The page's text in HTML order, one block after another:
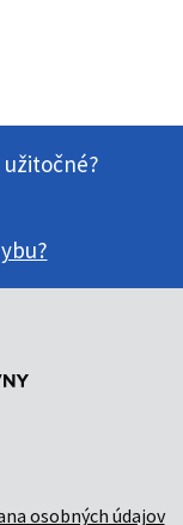
osobných údajov